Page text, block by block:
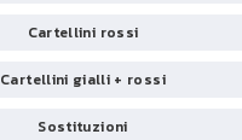
Cartellini rossi
Cartellini gialli + rossi
Sostituzioni